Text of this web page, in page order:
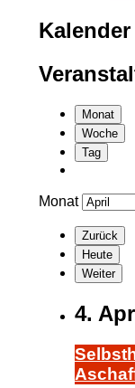
Kalender
Monat
Woche
Tag
Monat
Zurück
Heute
Weiter
4.